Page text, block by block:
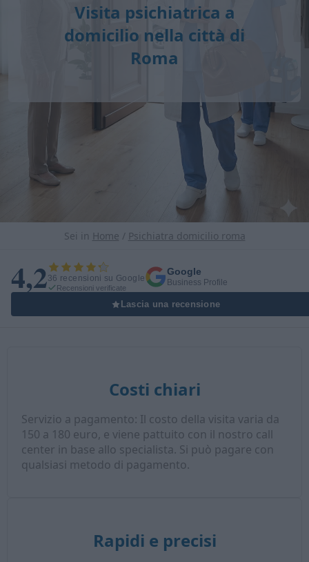
Visita psichiatrica a
domicilio nella città di
Roma
Sei in Home / Psichiatra domicilio roma
4,236 recensioni su Google
Recensioni verificate
Google
Business Profile
Lascia una recensione
Costi chiari
Servizio a pagamento: Il costo della visita varia da
150 a 180 euro, e viene pattuito con il nostro call
center in base allo specialista. Si può pagare con
qualsiasi metodo di pagamento.
Rapidi e precisi